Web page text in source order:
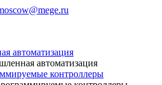
автоматизация
автоматизация
контроллеры